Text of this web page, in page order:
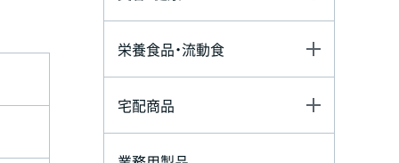
栄養食品・流動食
宅配商品